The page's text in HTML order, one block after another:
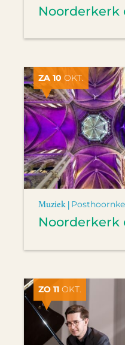
Noorderkerk
ZA 10 OKT.
Muziek |
Noorderkerk
ZO 11 OKT.